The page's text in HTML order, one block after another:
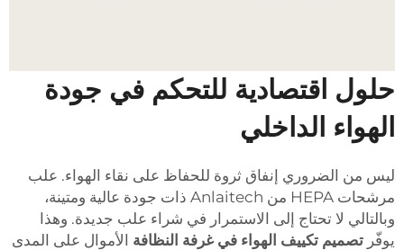
حلول اقتصادية للتحكم في جودة
الهواء الداخلي
ليس من الضروري إنفاق ثروة للحفاظ على نقاء الهواء. علب
مرشحات HEPA من Anlaitech ذات جودة عالية ومتينة،
وبالتالي لا تحتاج إلى الاستمرار في شراء علب جديدة. وهذا
يوفّر تصميم تكييف الهواء في غرفة النظافة الأموال على المدى